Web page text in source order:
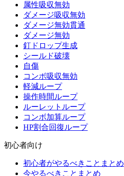
属性吸収無効
ダメージ吸収無効
ダメージ無効貫通
ダメージ無効
釘ドロップ生成
シールド破壊
自傷
コンボ吸収無効
軽減ループ
操作時間ループ
ルーレットループ
コンボ加算ループ
HP割合回復ループ
初心者向け
初心者がやるべきことまとめ
今やるべきことまとめ